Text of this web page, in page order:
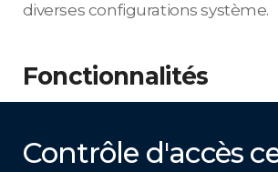
diverses configurations système.
Fonctionnalités
Contrôle d'accès